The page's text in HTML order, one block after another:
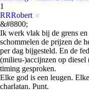
1
RRRobert
&#8800;
Ik werk vlak bij de grens
schommelen de prijzen de
per dag bijgesteld. En de
(milieu-)accijnzen op diesel
timing gesproken.
Elke god is een leugen.
charlatan. Punt.